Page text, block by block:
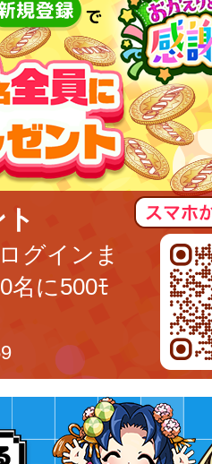
グインま
名に500ﾓ